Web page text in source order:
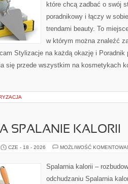
które chcą zadbać o swój
poradnikowy i łączy w
trendami beauty. To
w którym można znaleźć
Stylizacje na każdą okazję i
się przede wszystkim na kosmetykach
SPALANIE KALORII
CZE - 18 - 2026 MOŻLIWOŚĆ
Spalarnia kalorii –
odchudzaniu Spalarnia